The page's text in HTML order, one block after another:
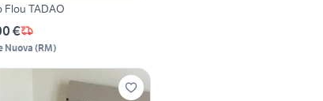
Flou TADAO
€
Nuova(RM)